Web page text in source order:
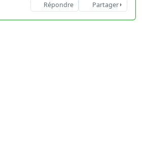
Répondre Partager